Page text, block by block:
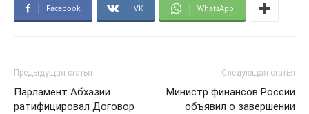
Facebook VK WhatsApp
Предыдущая статья
Парламент Абхазии
ратифицировал Договор
Следующая статья
Министр финансов России
объявил о завершении